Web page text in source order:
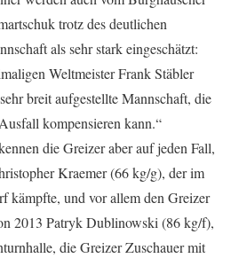
trotz des deutlichen
als sehr stark eingeschätzt:
Weltmeister Frank Stäbler
breit aufgestellte Mannschaft, die
kompensieren kann.“
die Greizer aber auf jeden Fall,
Kraemer (66 kg/g), der im
kämpfte, und vor allem den Greizer
2013 Patryk Dublinowski (86 kg/f),
die Greizer Zuschauer mit